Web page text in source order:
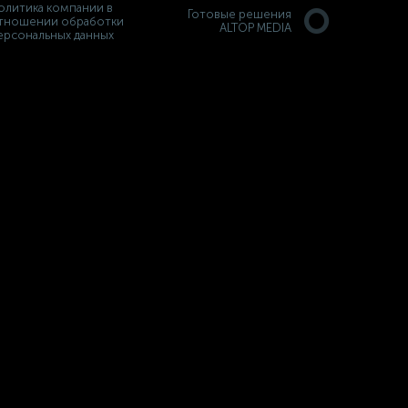
компании в
обработки
данных
Готовые решения
ALTOP MEDIA